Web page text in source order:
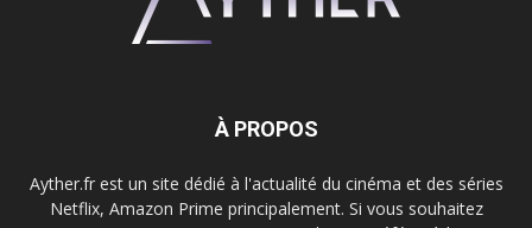
À PROPOS
Ayther.fr est un site dédié à l'actualité du cinéma et des séries
Netflix, Amazon Prime principalement. Si vous souhaitez